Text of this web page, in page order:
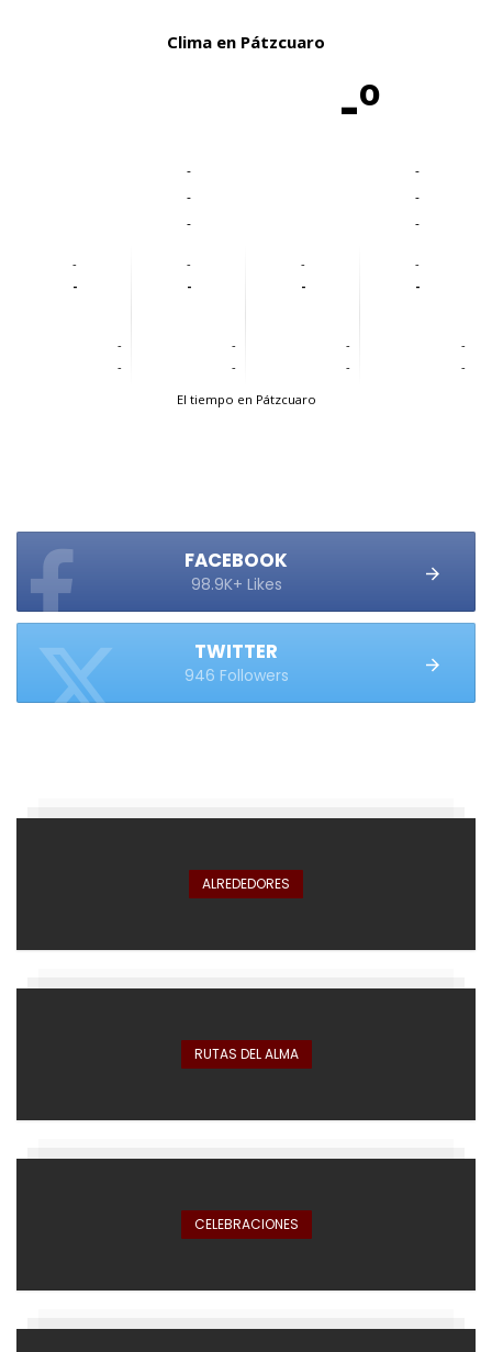
Clima en Pátzcuaro
-º
-
-
-
-
-
-
-
-
-
-
-
-
-
-
-
-
-
-
-
-
-
-
El tiempo en Pátzcuaro
FACEBOOK
98.9K+ Likes
TWITTER
946 Followers
ALREDEDORES
RUTAS DEL ALMA
CELEBRACIONES